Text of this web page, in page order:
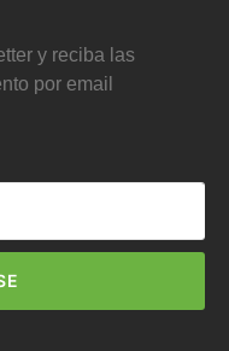
y reciba las
por email